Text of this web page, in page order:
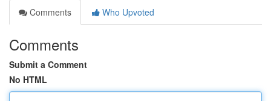
Comments
Who Upvoted
Comments
Submit a Comment
No HTML